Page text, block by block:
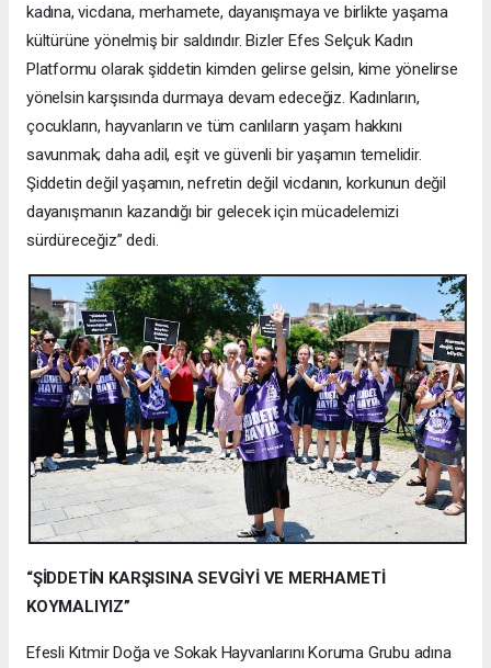
kadına, vicdana, merhamete, dayanışmaya ve birlikte yaşama
kültürüne yönelmiş bir saldırıdır. Bizler Efes Selçuk Kadın
Platformu olarak şiddetin kimden gelirse gelsin, kime yönelirse
yönelsin karşısında durmaya devam edeceğiz. Kadınların,
çocukların, hayvanların ve tüm canlıların yaşam hakkını
savunmak; daha adil, eşit ve güvenli bir yaşamın temelidir.
Şiddetin değil yaşamın, nefretin değil vicdanın, korkunun değil
dayanışmanın kazandığı bir gelecek için mücadelemizi
sürdüreceğiz” dedi.
“ŞİDDETİN KARŞISINA SEVGİYİ VE MERHAMETİ
KOYMALIYIZ”
Efesli Kıtmir Doğa ve Sokak Hayvanlarını Koruma Grubu adına